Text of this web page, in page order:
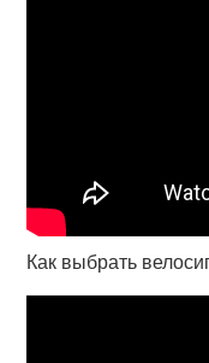
Как выбрать